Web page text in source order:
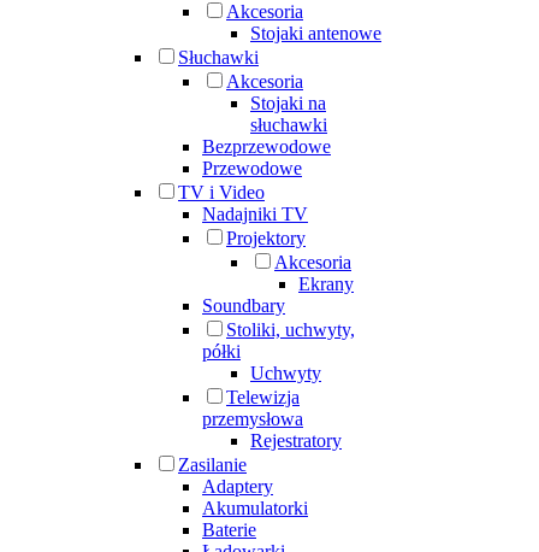
Akcesoria
Stojaki antenowe
Słuchawki
Akcesoria
Stojaki na
słuchawki
Bezprzewodowe
Przewodowe
TV i Video
Nadajniki TV
Projektory
Akcesoria
Ekrany
Soundbary
Stoliki, uchwyty,
półki
Uchwyty
Telewizja
przemysłowa
Rejestratory
Zasilanie
Adaptery
Akumulatorki
Baterie